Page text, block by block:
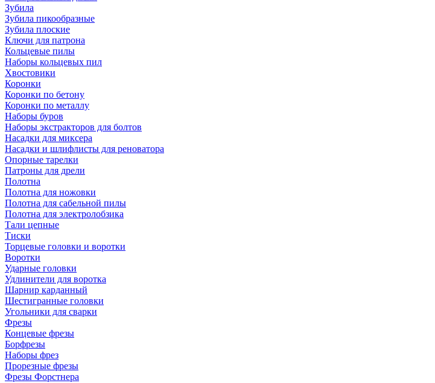
Зубила
Зубила пикообразные
Зубила плоские
Ключи для патрона
Кольцевые пилы
Наборы кольцевых пил
Хвостовики
Коронки
Коронки по бетону
Коронки по металлу
Наборы буров
Наборы экстракторов для болтов
Насадки для миксера
Насадки и шлифлисты для реноватора
Опорные тарелки
Патроны для дрели
Полотна
Полотна для ножовки
Полотна для сабельной пилы
Полотна для электролобзика
Тали цепные
Тиски
Торцевые головки и воротки
Воротки
Ударные головки
Удлинители для воротка
Шарнир карданный
Шестигранные головки
Угольники для сварки
Фрезы
Концевые фрезы
Борфрезы
Наборы фрез
Прорезные фрезы
Фрезы Форстнера